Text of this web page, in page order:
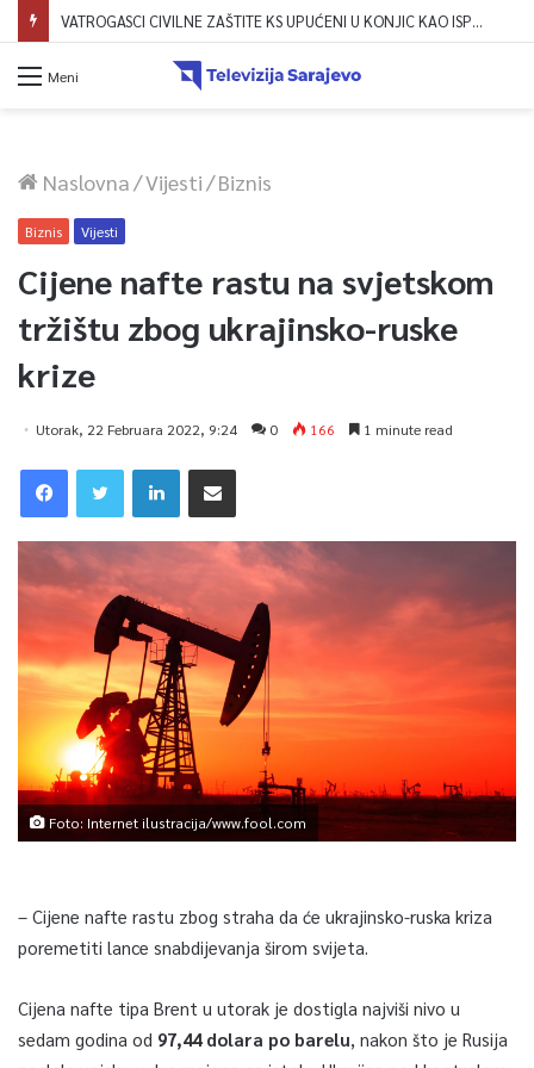
VATROGASCI CIVILNE ZAŠTITE KS UPUĆENI U KONJIC KAO ISPOMOĆ U GAŠENJU POŽARA
Meni
Naslovna/Vijesti/Biznis
Biznis Vijesti
Cijene nafte rastu na svjetskom
tržištu zbog ukrajinsko-ruske
krize
Utorak, 22 Februara 2022, 9:24 0 166 1 minute read
Foto: Internet ilustracija/www.fool.com
– Cijene nafte rastu zbog straha da će ukrajinsko-ruska kriza
poremetiti lance snabdijevanja širom svijeta.
Cijena nafte tipa Brent u utorak je dostigla najviši nivo u
sedam godina od 97,44 dolara po barelu , nakon što je Rusija